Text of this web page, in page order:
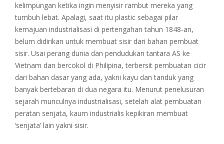
kelimpungan ketika ingin menyisir rambut mereka yang
tumbuh lebat. Apalagi, saat itu plastic sebagai pilar
kemajuan industrialisasi di pertengahan tahun 1848-an,
belum didirikan untuk membuat sisir dari bahan pembuat
sisir. Usai perang dunia dan pendudukan tantara AS ke
Vietnam dan bercokol di Philipina, terbersit pembuatan cicir
dari bahan dasar yang ada, yakni kayu dan tanduk yang
banyak bertebaran di dua negara itu. Menurut penelusuran
sejarah munculnya industrialisasi, setelah alat pembuatan
peratan senjata, kaum industrialis kepikiran membuat
‘senjata’ lain yakni sisir.